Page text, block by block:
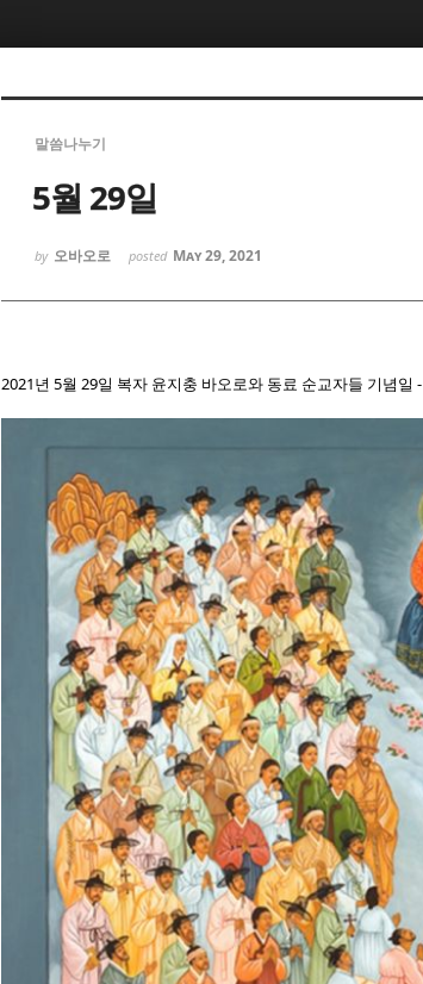
말씀나누기
5월 29일
by 오바오로 posted May 29, 2021
2021년 5월 29일 복자 윤지충 바오로와 동료 순교자들 기념일 -
Sketchbook5, 스케치북5
Sketchbook5, 스케치북5
Sketchbook5, 스케치북5
Sketchbook5, 스케치북5